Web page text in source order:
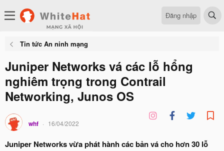
Đăng nhập
Tin tức An ninh mạng
Juniper Networks vá các lỗ hổng
nghiêm trọng trong Contrail
Networking, Junos OS
whf 16/04/2022
Juniper Networks vừa phát hành các bản vá cho hơn 30 lỗ